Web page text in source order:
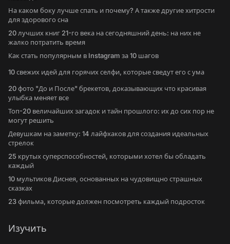
На каком боку лучше спать и почему? А также другие хитрости
для здорового сна
20 лучших книг 21-го века на сегодняшний день: на них не
жалко потратить время
Как стать популярным в Instagram за 10 шагов
10 свежих идей для горячих селфи, которые сведут его с ума
20 фото "До и После" брекетов, доказывающих что красивая
улыбка меняет все
Топ-20 величайших загадок и тайн прошлого: их до сих пор не
могут решить
Девушкам на заметку: 14 лайфхаков для создания идеальных
стрелок
25 крутых суперспособностей, которыми хотел бы обладать
каждый
10 мультиков Диснея, основанных на чудовищно страшных
сказках
23 фильма, которые должен посмотреть каждый подросток
Изучить